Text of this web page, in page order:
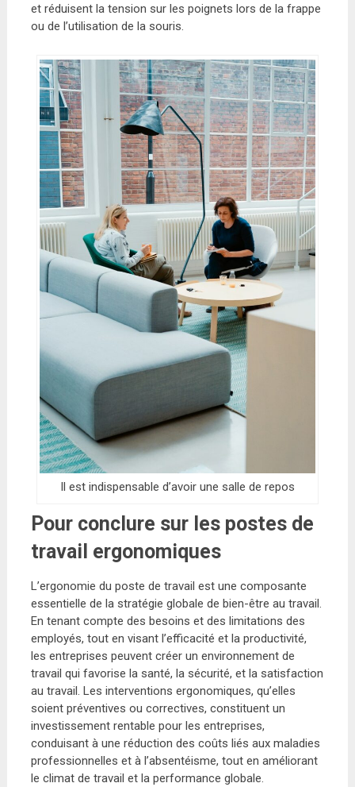
et réduisent la tension sur les poignets lors de la frappe
ou de l’utilisation de la souris.
Il est indispensable d’avoir une salle de repos
Pour conclure sur les postes de
travail ergonomiques
L’ergonomie du poste de travail est une composante
essentielle de la stratégie globale de bien-être au travail.
En tenant compte des besoins et des limitations des
employés, tout en visant l’efficacité et la productivité,
les entreprises peuvent créer un environnement de
travail qui favorise la santé, la sécurité, et la satisfaction
au travail. Les interventions ergonomiques, qu’elles
soient préventives ou correctives, constituent un
investissement rentable pour les entreprises,
conduisant à une réduction des coûts liés aux maladies
professionnelles et à l’absentéisme, tout en améliorant
le climat de travail et la performance globale.